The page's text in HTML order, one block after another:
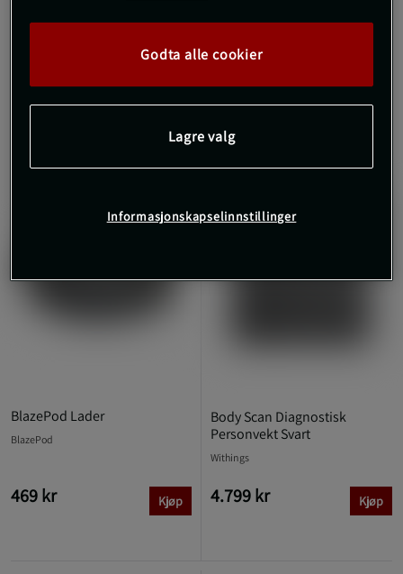
Kjøp 299 kr
BlazePod Lader
BlazePod
469 kr Kjøp
Body Scan Diagnostisk
Personvekt Svart
Withings
4.799 kr Kjøp
Godta alle cookier
Lagre valg
Informasjonskapselinnstillinger